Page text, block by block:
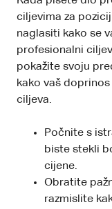
ciljevima za
naglasiti kako se
profesionalni
pokažite svoju
kako vaš
ciljeva.
Počnite s
biste stekli
cijene.
Obratite
razmislite